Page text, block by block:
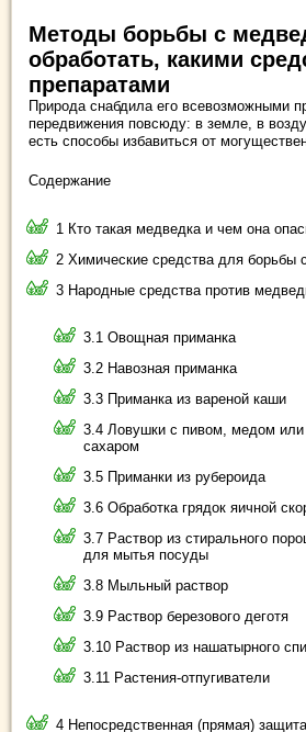
Методы борьбы с
обработать, какими
препаратами
Природа снабдила его всевозможными
передвижения повсюду: в земле, в
есть способы избавиться от
Содержание
1 Кто такая медведка и чем она
2 Химические средства для борьбы
3 Народные средства против
3.1 Овощная приманка
3.2 Навозная приманка
3.3 Приманка из вареной каши
3.4 Ловушки с пивом, медом
сахаром
3.5 Приманки из рубероида
3.6 Обработка грядок яичной
3.7 Раствор из стирального
для мытья посуды
3.8 Мыльный раствор
3.9 Раствор березового деготя
3.10 Раствор из нашатырного
3.11 Растения-отпугиватели
4 Непосредственная (прямая)